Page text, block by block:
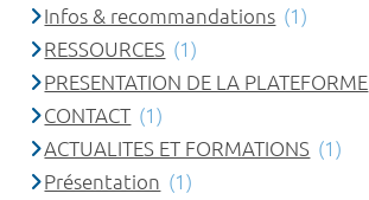
Infos & recommandations (1)
RESSOURCES (1)
PRESENTATION DE LA PLATEFORME
CONTACT (1)
ACTUALITES ET FORMATIONS (1)
Présentation (1)